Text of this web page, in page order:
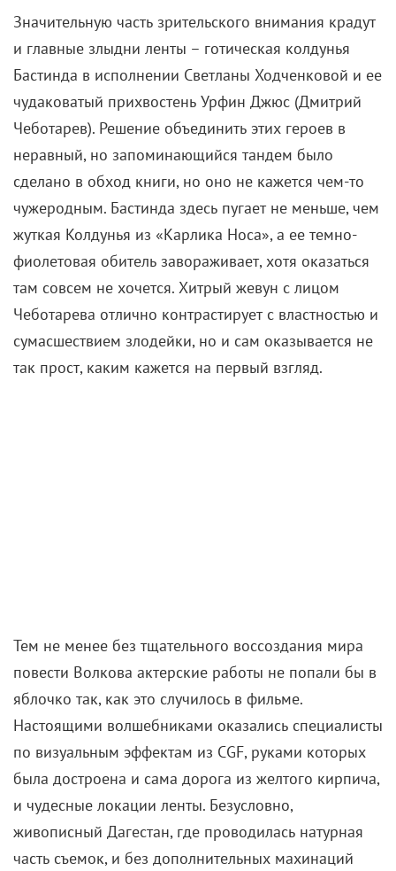
Значительную часть зрительского внимания крадут
и главные злыдни ленты – готическая колдунья
Бастинда в исполнении Светланы Ходченковой и ее
чудаковатый прихвостень Урфин Джюс (Дмитрий
Чеботарев). Решение объединить этих героев в
неравный, но запоминающийся тандем было
сделано в обход книги, но оно не кажется чем-то
чужеродным. Бастинда здесь пугает не меньше, чем
жуткая Колдунья из «Карлика Носа», а ее темно-
фиолетовая обитель завораживает, хотя оказаться
там совсем не хочется. Хитрый жевун с лицом
Чеботарева отлично контрастирует с властностью и
сумасшествием злодейки, но и сам оказывается не
так прост, каким кажется на первый взгляд.
Тем не менее без тщательного воссоздания мира
повести Волкова актерские работы не попали бы в
яблочко так, как это случилось в фильме.
Настоящими волшебниками оказались специалисты
по визуальным эффектам из CGF, руками которых
была достроена и сама дорога из желтого кирпича,
и чудесные локации ленты. Безусловно,
живописный Дагестан, где проводилась натурная
часть съемок, и без дополнительных махинаций